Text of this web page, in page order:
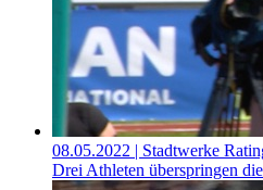
08.05.2022 | Stadtwerke
Drei Athleten überspringen